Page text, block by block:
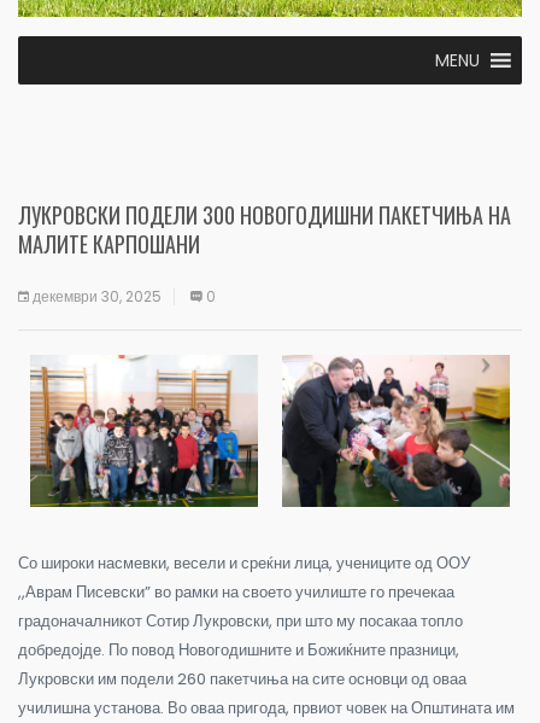
MENU
ЛУКРОВСКИ ПОДЕЛИ 300 НОВОГОДИШНИ ПАКЕТЧИЊА НА
МАЛИТЕ КАРПОШАНИ
декември 30, 2025 0
Со широки насмевки, весели и среќни лица, учениците од ООУ
,,Аврам Писевски” во рамки на своето училиште го пречекаа
градоначалникот Сотир Лукровски, при што му посакаа топло
добредојде. По повод Новогодишните и Божиќните празници,
Лукровски им подели 260 пакетчиња на сите основци од оваа
училишна установа. Во оваа пригода, првиот човек на Општината им